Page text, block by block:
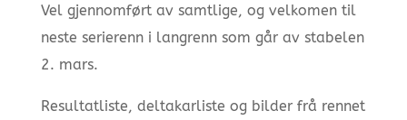
Vel gjennomført av samtlige, og velkomen til
neste serierenn i langrenn som går av stabelen
2. mars.
Resultatliste, deltakarliste og bilder frå rennet